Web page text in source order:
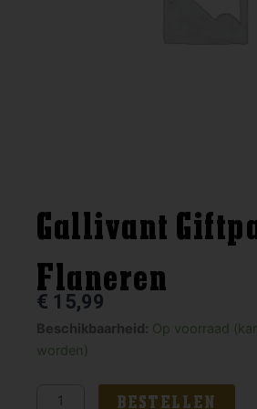
Gallivant
Flaneren
€ 15,99
Beschikbaarheid: Op voorraad
worden)
Gallivant
Giftpack
Flaneren
BESTELLEN